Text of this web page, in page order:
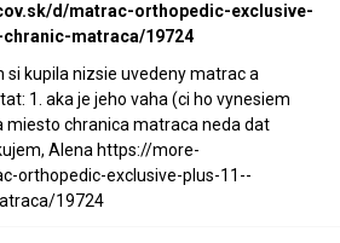
d/matrac-orthopedic-exclusive-
matraca/19724
si kupila nizsie uvedeny matrac a
1. aka je jeho vaha (ci ho vynesiem
miesto chranica matraca neda dat
Alena https://more-
orthopedic-exclusive-plus-11--
19724